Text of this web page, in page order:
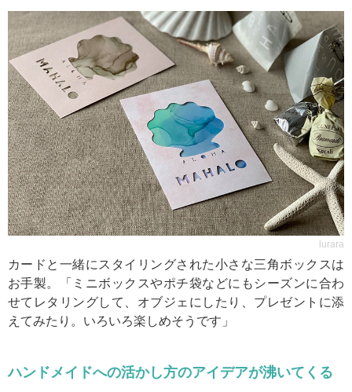
lurara
カードと一緒にスタイリングされた小さな三角ボックスは
お手製。「ミニボックスやポチ袋などにもシーズンに合わ
せてレタリングして、オブジェにしたり、プレゼントに添
えてみたり。いろいろ楽しめそうです」
ハンドメイドへの活かし方のアイデアが沸いてくる